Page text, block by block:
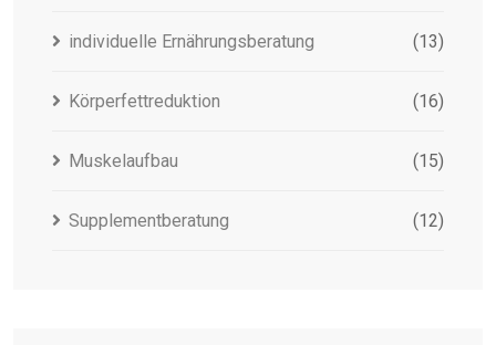
individuelle Ernährungsberatung (13)
Körperfettreduktion (16)
Muskelaufbau (15)
Supplementberatung (12)